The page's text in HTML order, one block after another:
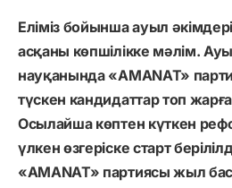
Еліміз бойынша ауыл
асқаны көпшілікке мәлім.
науқанында «AMANAT»
түскен кандидаттар топ
Осылайша көптен күткен
үлкен өзгеріске старт
«AMANAT» партиясы жыл